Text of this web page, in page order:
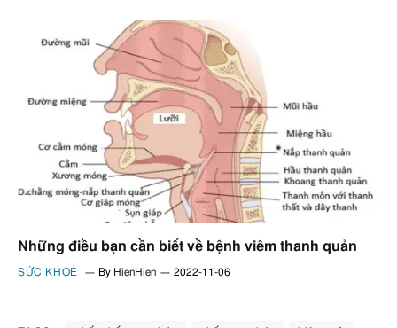
Những điều bạn cần biết về bệnh viêm thanh quản
SỨC KHOẺ By HienHien 2022-11-06